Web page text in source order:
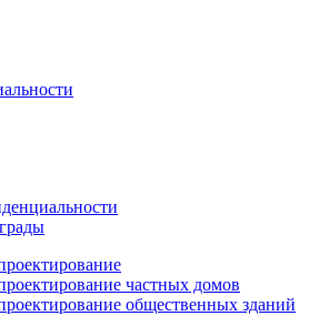
частных домов
общественных зданий